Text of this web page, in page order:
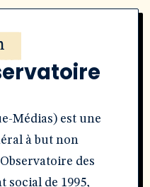
Médias) est une
à but non
des
social de 1995,